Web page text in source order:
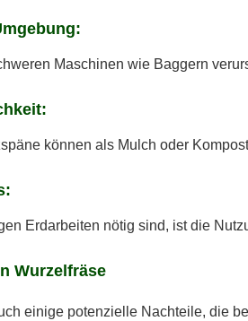
Maschinen wie Baggern
können als Mulch oder
Erdarbeiten nötig sind, ist die
Wurzelfräse
einige potenzielle Nachteile, die